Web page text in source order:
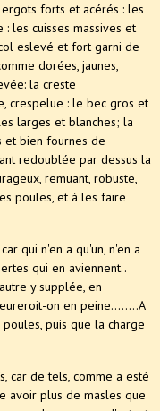
forts et acérés : les
les cuisses massives et
eslevé et fort garni de
dorées, jaunes,
la creste
crespelue : le bec gros et
larges et blanches; la
et bien fournes de
redoublée par dessus la
remuant, robuste,
poules, et à les faire
qui n'en a qu'un, n'en a
qui en aviennent..
y supplée, en
on en peine........A
puis que la charge
car de tels, comme a esté
avoir plus de masles que